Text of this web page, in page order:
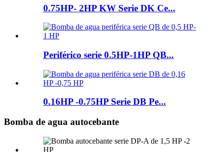
0.75HP- 2HP KW Serie DK Ce...
Periférico serie 0.5HP-1HP QB...
0.16HP -0.75HP Serie DB Pe...
Bomba de agua autocebante